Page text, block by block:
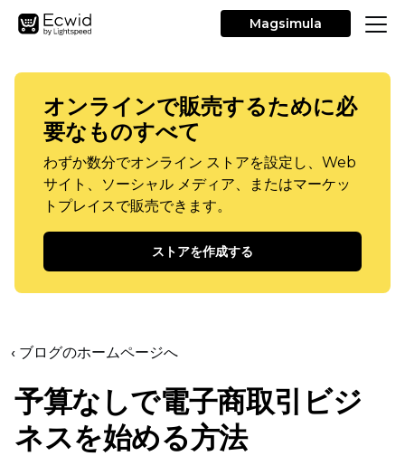
Magsimula
オンラインで販売するために必
要なものすべて
わずか数分でオンライン ストアを設定し、Web
サイト、ソーシャル メディア、またはマーケッ
トプレイスで販売できます。
ストアを作成する
‹ ブログのホームページへ
予算なしで電子商取引ビジ
ネスを始める方法